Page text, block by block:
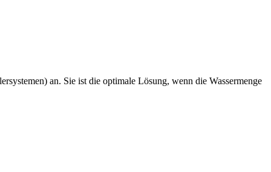
an. Sie ist die optimale Lösung, wenn die Wassermenge